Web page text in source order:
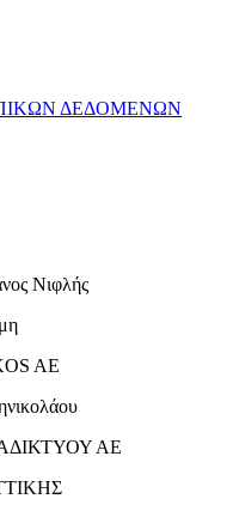
ΔΕΔΟΜΕΝΩΝ
Νιφλής
AE
ΑΕ